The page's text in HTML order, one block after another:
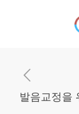
발음교정을